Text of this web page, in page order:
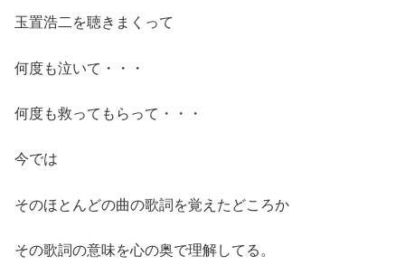
玉置浩二を聴きまくって
何度も泣いて・・・
何度も救ってもらって・・・
今では
そのほとんどの曲の歌詞を覚えたどころか
その歌詞の意味を心の奥で理解してる。